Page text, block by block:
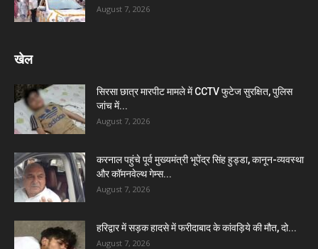
August 7, 2026
खेल
सिरसा छात्र मारपीट मामले में CCTV फुटेज सुरक्षित, पुलिस
जांच में...
August 7, 2026
करनाल पहुंचे पूर्व मुख्यमंत्री भूपेंद्र सिंह हुड्डा, कानून-व्यवस्था
और कॉमनवेल्थ गेम्स...
August 7, 2026
हरिद्वार में सड़क हादसे में फरीदाबाद के कांवड़िये की मौत, दो...
August 7, 2026